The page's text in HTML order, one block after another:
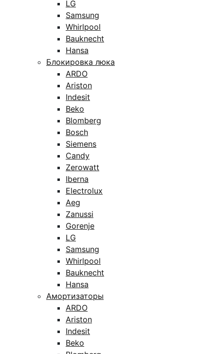
LG
Samsung
Whirlpool
Bauknecht
Hansa
Блокировка люка
ARDO
Ariston
Indesit
Beko
Blomberg
Bosch
Siemens
Candy
Zerowatt
Iberna
Electrolux
Aeg
Zanussi
Gorenje
LG
Samsung
Whirlpool
Bauknecht
Hansa
Амортизаторы
ARDO
Ariston
Indesit
Beko